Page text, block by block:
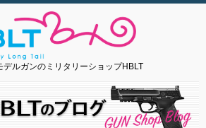
デルガンのミリタリーショップHBLT